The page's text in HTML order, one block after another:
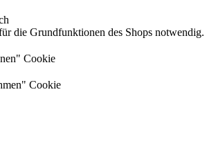
die Grundfunktionen des Shops notwendig.
Cookie
Cookie